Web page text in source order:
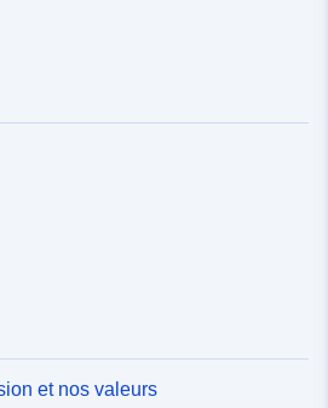
et nos valeurs